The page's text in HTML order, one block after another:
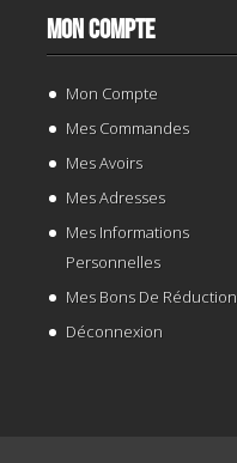
MON COMPTE
Mon Compte
Mes Commandes
Mes Avoirs
Mes Adresses
Mes Informations
Personnelles
Mes Bons De Réduction
Déconnexion